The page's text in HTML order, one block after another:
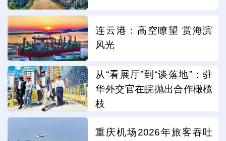
连云港：高空瞭望 赏海滨
风光
从“看展厅”到“谈落地”：驻
华外交官在皖抛出合作橄榄
枝
重庆机场2026年旅客吞吐